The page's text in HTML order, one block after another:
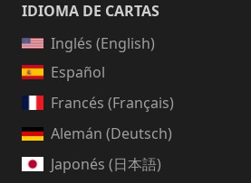
IDIOMA DE CARTAS
Inglés (English)
Español
Francés (Français)
Alemán (Deutsch)
Japonés (日本語)